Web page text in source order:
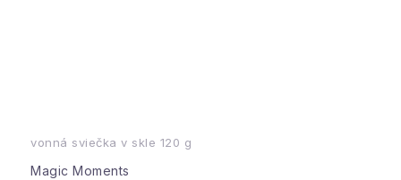
vonná sviečka v skle 120 g
Magic Moments